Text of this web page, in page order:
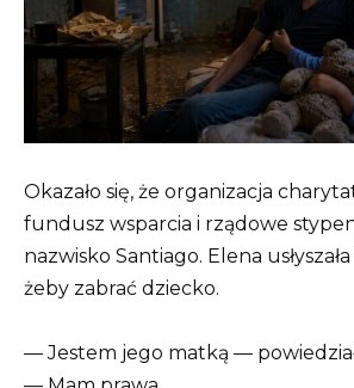
Okazało się, że organizacja
fundusz wsparcia i rządowe
nazwisko Santiago. Elena
żeby zabrać dziecko.
— Jestem jego matką —